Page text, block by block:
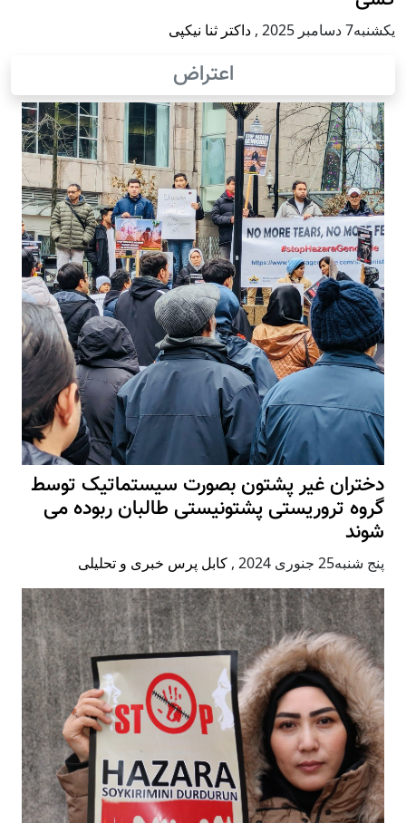
يكشنبه7 دسامبر 2025 , داکتر ثنا نیکپی
اعتراض
دختران غیر پشتون بصورت سیستماتیک توسط
گروه تروریستی پشتونیستی طالبان ربوده می
شوند
پنج شنبه25 جنوری 2024 , کابل پرس خبری و تحلیلی